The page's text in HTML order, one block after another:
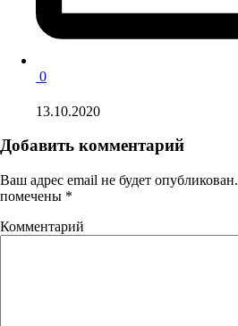
0
13.10.2020
Добавить комментарий
Ваш адрес email не будет опубликован.
помечены *
Комментарий